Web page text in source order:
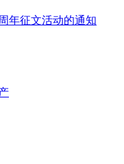
年征文活动的通知